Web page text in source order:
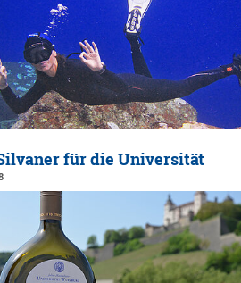
für die Universität